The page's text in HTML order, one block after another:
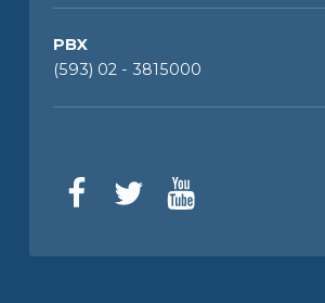
PBX
(593) 02 - 3815000